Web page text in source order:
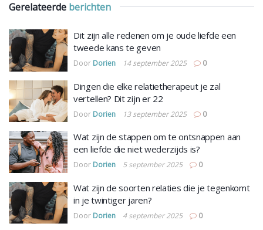
Gerelateerde berichten
Dit zijn alle redenen om je oude liefde een
tweede kans te geven
Door Dorien 14 september 2025 0
Dingen die elke relatietherapeut je zal
vertellen? Dit zijn er 22
Door Dorien 13 september 2025 0
Wat zijn de stappen om te ontsnappen aan
een liefde die niet wederzijds is?
Door Dorien 5 september 2025 0
Wat zijn de soorten relaties die je tegenkomt
in je twintiger jaren?
Door Dorien 4 september 2025 0